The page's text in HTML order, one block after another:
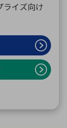
ライズ向け